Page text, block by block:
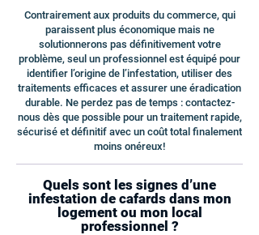
Contrairement aux produits du commerce, qui
paraissent plus économique mais ne
solutionnerons pas définitivement votre
problème, seul un professionnel est équipé pour
identifier l’origine de l’infestation, utiliser des
traitements efficaces et assurer une éradication
durable. Ne perdez pas de temps : contactez-
nous dès que possible pour un traitement rapide,
sécurisé et définitif avec un coût total finalement
moins onéreux!
Quels sont les signes d’une
infestation de cafards dans mon
logement ou mon local
professionnel ?